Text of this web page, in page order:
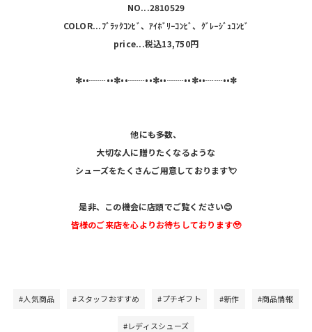
NO...2810529
COLOR...ﾌﾞﾗｯｸｺﾝﾋﾞ、ｱｲﾎﾞﾘｰｺﾝﾋﾞ、ｸﾞﾚｰｼﾞｭｺﾝﾋﾞ
price...税込13,750円
✼••┈┈••✼••┈┈••✼••┈┈••✼••┈┈••✼
他にも多数、
大切な人に贈りたくなるような
シューズをたくさんご用意しております💘
是非、この機会に店頭でご覧ください😊
皆様のご来店を心よりお待ちしております🥹
#人気商品 #スタッフおすすめ #プチギフト #新作 #商品情報
#レディスシューズ